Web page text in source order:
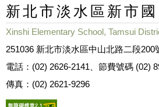
新北市淡水區新市
Xinshi Elementary School, Tamsui
251036 新北市淡水區中山北路二段200
電話：(02) 2626-2141、節費號碼 (02)
傳真：(02) 2621-9296